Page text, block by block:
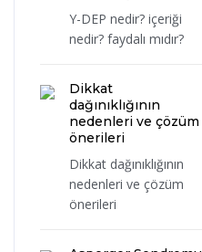
Y-DEP nedir? içeriği
nedir? faydalı mıdır?
Dikkat
dağınıklığının
nedenleri ve çözüm
önerileri
Dikkat dağınıklığının
nedenleri ve çözüm
önerileri